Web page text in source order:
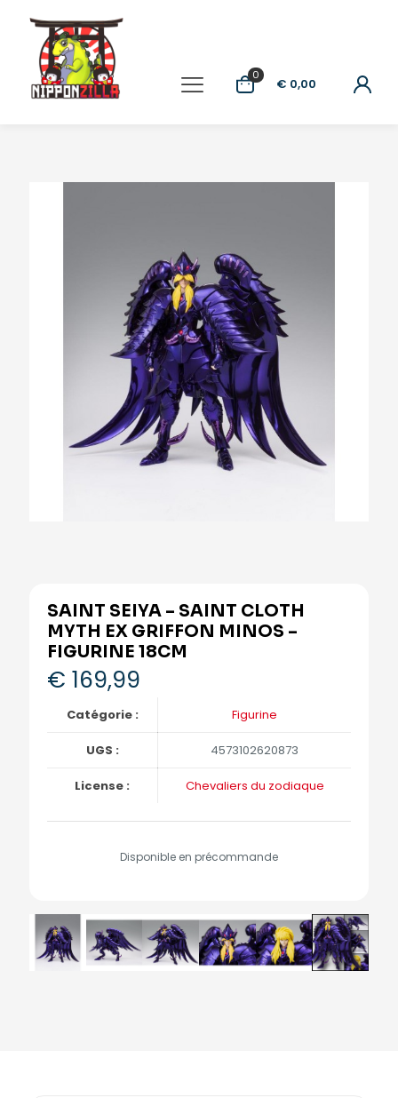
0
€ 0,00
SAINT SEIYA – SAINT CLOTH
MYTH EX GRIFFON MINOS –
FIGURINE 18CM
€ 169,99
Catégorie : Figurine
UGS : 4573102620873
License : Chevaliers du zodiaque
Disponible en précommande